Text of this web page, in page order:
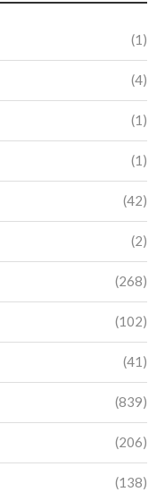
(1)
(4)
(1)
(1)
(42)
(2)
(268)
(102)
(41)
(839)
(206)
(138)